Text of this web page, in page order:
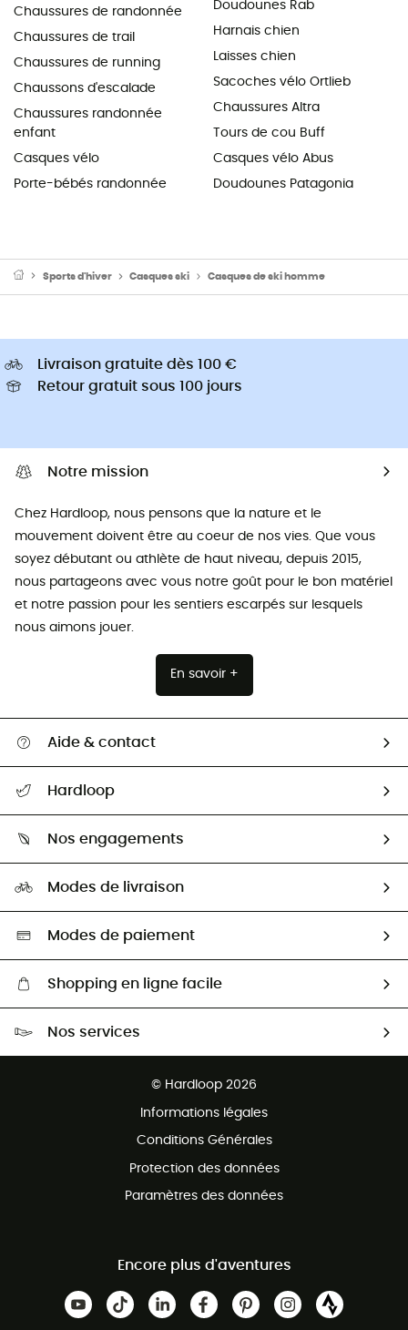
Chaussures de randonnée
Chaussures de trail
Chaussures de running
Chaussons d'escalade
Chaussures randonnée
enfant
Casques vélo
Porte-bébés randonnée
Doudounes Rab
Harnais chien
Laisses chien
Sacoches vélo Ortlieb
Chaussures Altra
Tours de cou Buff
Casques vélo Abus
Doudounes Patagonia
Sports d'hiver Casques ski Casques de ski homme
Livraison gratuite dès 100 €
Retour gratuit sous 100 jours
Notre mission
Chez Hardloop, nous pensons que la nature et le
mouvement doivent être au coeur de nos vies. Que vous
soyez débutant ou athlète de haut niveau, depuis 2015,
nous partageons avec vous notre goût pour le bon matériel
et notre passion pour les sentiers escarpés sur lesquels
nous aimons jouer.
En savoir +
Aide & contact
Retour & remboursement
Guide des tailles
Seconde Main
Aide & Contact
Hardloop
HardGuides
Nos engagements
Sélection éco-responsable
Modes de livraison
Modes de paiement
Shopping en ligne facile
Nos services
© Hardloop 2026
Informations légales
Conditions Générales
Protection des données
Paramètres des données
Encore plus d'aventures